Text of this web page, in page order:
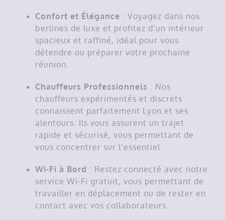
Confort et Élégance : Voyagez dans nos
berlines de luxe et profitez d’un intérieur
spacieux et raffiné, idéal pour vous
détendre ou préparer votre prochaine
réunion.
Chauffeurs Professionnels : Nos
chauffeurs expérimentés et discrets
connaissent parfaitement Lyon et ses
alentours. Ils vous assurent un trajet
rapide et sécurisé, vous permettant de
vous concentrer sur l’essentiel.
Wi-Fi à Bord : Restez connecté avec notre
service Wi-Fi gratuit, vous permettant de
travailler en déplacement ou de rester en
contact avec vos collaborateurs.